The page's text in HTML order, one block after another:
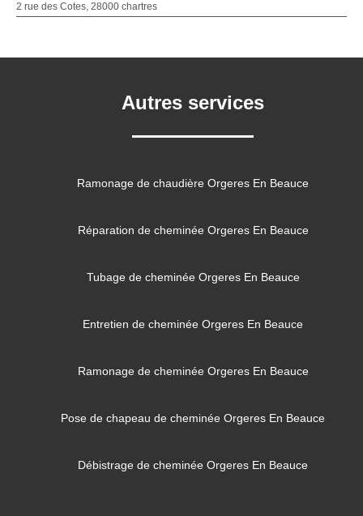
2 rue des Cotes, 28000 chartres
Autres services
Ramonage de chaudière Orgeres En Beauce
Réparation de cheminée Orgeres En Beauce
Tubage de cheminée Orgeres En Beauce
Entretien de cheminée Orgeres En Beauce
Ramonage de cheminée Orgeres En Beauce
Pose de chapeau de cheminée Orgeres En Beauce
Débistrage de cheminée Orgeres En Beauce